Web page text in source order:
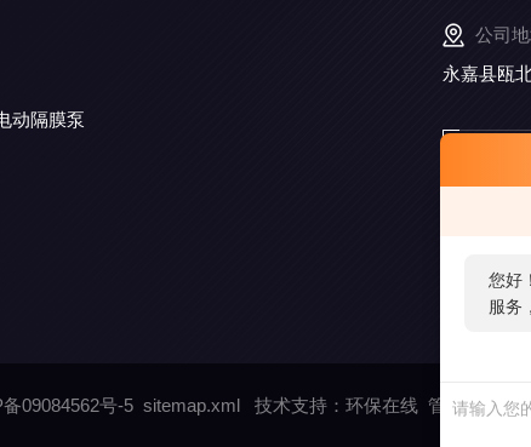
您好
服务
动隔膜泵
公司地
永嘉县瓯
09084562号-5 sitemap.xml 技术支持： 环保在线 管理登陆